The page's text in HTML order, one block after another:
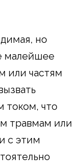
но
малейшее
или частям
током, что
травмам или
с этим